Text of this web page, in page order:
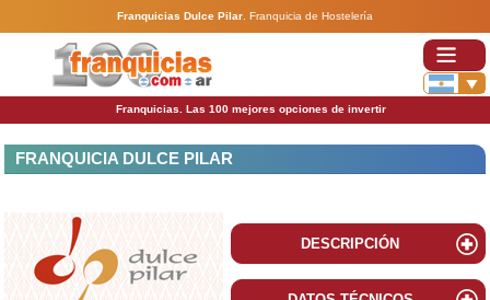
Franquicias Dulce Pilar Franquicia de Hostelería
Franquicias. Las 100 mejores opciones de invertir
FRANQUICIA DULCE PILAR
DESCRIPCIÓN